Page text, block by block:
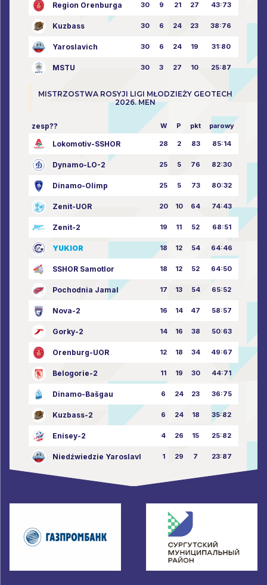
Region Orenburga 30 9 21 27 43:73
Kuzbass 30 6 24 23 38:76
Yaroslavich 30 6 24 19 31:80
MSTU 30 3 27 10 25:87
MISTRZOSTWA ROSYJI LIGI MŁODZIEŻY GEOTECH
2026. MEN
zesp?? W P pkt parowy
Lokomotiv-SSHOR 28 2 83 85:14
Dynamo-LO-2 25 5 76 82:30
Dinamo-Olimp 25 5 73 80:32
Zenit-UOR 20 10 64 74:43
Zenit-2 19 11 52 68:51
YUKIOR 18 12 54 64:46
SSHOR Samotlor 18 12 52 64:50
Pochodnia Jamal 17 13 54 65:52
Nova-2 16 14 47 58:57
Gorky-2 14 16 38 50:63
Orenburg-UOR 12 18 34 49:67
Belogorie-2 11 19 30 44:71
Dinamo-Bašgau 6 24 23 36:75
Kuzbass-2 6 24 18 35:82
Enisey-2 4 26 15 25:82
Niedźwiedzie Yaroslavl 1 29 7 23:87